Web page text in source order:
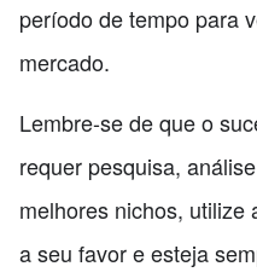
período de tempo para
mercado.
Lembre-se de que o
requer pesquisa,
melhores nichos, utilize
a seu favor e esteja